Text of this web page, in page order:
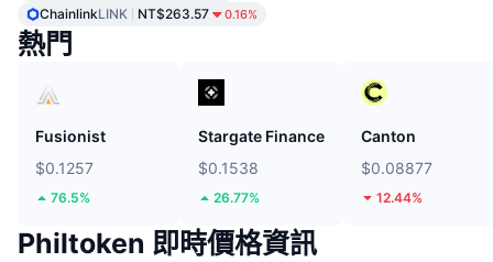
ChainlinkLINK NT$263.57 0.16%
熱門
Fusionist
$0.1257
76.5%
Stargate Finance
$0.1538
26.77%
Canton
$0.08877
12.44%
Philtoken 即時價格資訊